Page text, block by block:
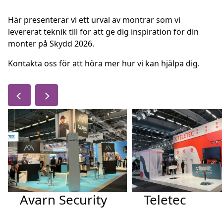
Här presenterar vi ett urval av montrar som vi
levererat teknik till för att ge dig inspiration för din
monter på Skydd 2026.
Kontakta oss för att höra mer hur vi kan hjälpa dig.
Avarn Security Teletec